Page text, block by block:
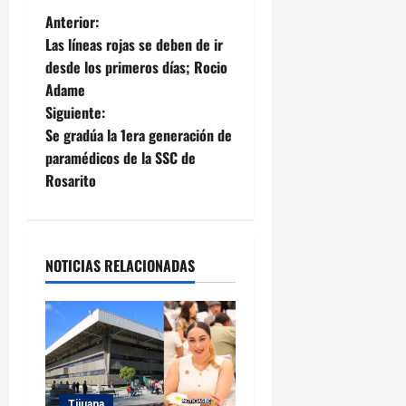
N
a
v
e
g
c
i
ó
n
Anterior:
Las líneas rojas se deben de ir
desde los primeros días; Rocio
Adame
Siguiente:
Se gradúa la 1era generación de
paramédicos de la SSC de
Rosarito
NOTICIAS RELACIONADAS